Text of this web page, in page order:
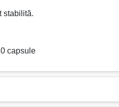
stabilită.
capsule